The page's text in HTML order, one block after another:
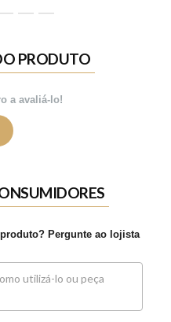
PRODUTO
a avaliá-lo!
Pergunte ao lojista